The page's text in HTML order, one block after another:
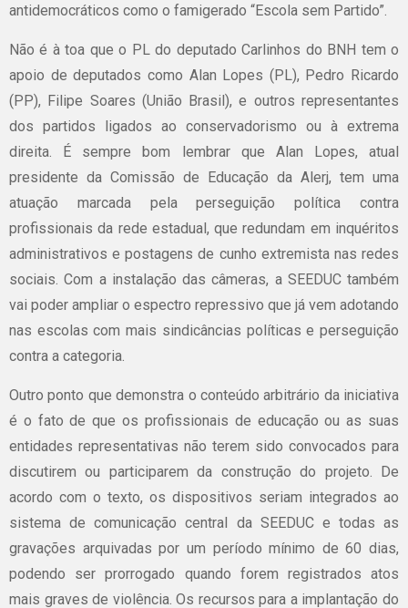
antidemocráticos como o famigerado “Escola sem Partido”.
Não é à toa que o PL do deputado Carlinhos do BNH tem o
apoio de deputados como Alan Lopes (PL), Pedro Ricardo
(PP), Filipe Soares (União Brasil), e outros representantes
dos partidos ligados ao conservadorismo ou à extrema
direita. É sempre bom lembrar que Alan Lopes, atual
presidente da Comissão de Educação da Alerj, tem uma
atuação marcada pela perseguição política contra
profissionais da rede estadual, que redundam em inquéritos
administrativos e postagens de cunho extremista nas redes
sociais. Com a instalação das câmeras, a SEEDUC também
vai poder ampliar o espectro repressivo que já vem adotando
nas escolas com mais sindicâncias políticas e perseguição
contra a categoria.
Outro ponto que demonstra o conteúdo arbitrário da iniciativa
é o fato de que os profissionais de educação ou as suas
entidades representativas não terem sido convocados para
discutirem ou participarem da construção do projeto. De
acordo com o texto, os dispositivos seriam integrados ao
sistema de comunicação central da SEEDUC e todas as
gravações arquivadas por um período mínimo de 60 dias,
podendo ser prorrogado quando forem registrados atos
mais graves de violência. Os recursos para a implantação do